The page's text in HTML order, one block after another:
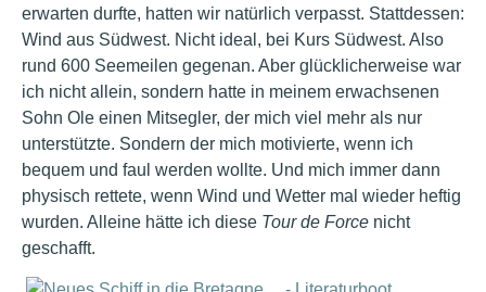
erwarten durfte, hatten wir natürlich verpasst. Stattdessen:
Wind aus Südwest. Nicht ideal, bei Kurs Südwest. Also
rund 600 Seemeilen gegenan. Aber glücklicherweise war
ich nicht allein, sondern hatte in meinem erwachsenen
Sohn Ole einen Mitsegler, der mich viel mehr als nur
unterstützte. Sondern der mich motivierte, wenn ich
bequem und faul werden wollte. Und mich immer dann
physisch rettete, wenn Wind und Wetter mal wieder heftig
wurden. Alleine hätte ich diese Tour de Force nicht
geschafft.